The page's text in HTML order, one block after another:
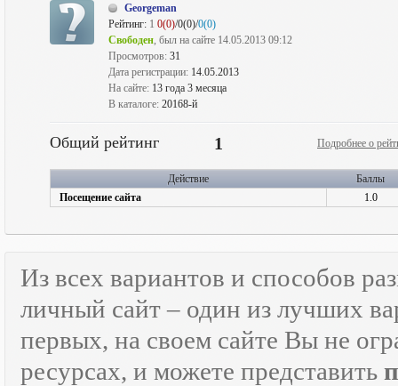
Georgeman
Рейтинг: 1 0(0)/0(0)/0(0)
Свободен, был на сайте 14.05.2013 09:12
Просмотров: 31
Дата регистрации: 14.05.2013
На сайте: 13 года 3 месяца
В каталоге: 20168-й
Общий рейтинг 1 Подробнее о
Действие
Баллы
Посещение сайта
1.0
Из всех вариантов и способов
личный сайт – один из лучших
первых, на своем сайте Вы не
ресурсах, и можете представить